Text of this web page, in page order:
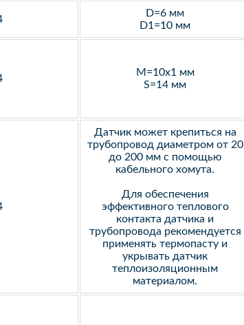
D=6 мм
D1=10 мм
M=10х1 мм
S=14 мм
Датчик может крепиться на
трубопровод диаметром от 20
до 200 мм с помощью
кабельного хомута.
Для обеспечения
эффективного теплового
контакта датчика и
трубопровода рекомендуется
применять термопасту и
укрывать датчик
теплоизоляционным
материалом.